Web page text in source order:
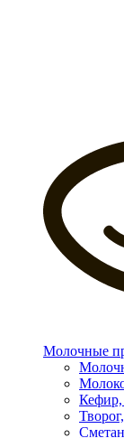
Молочные
Кефир,